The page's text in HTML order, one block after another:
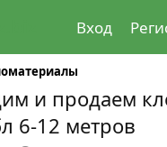
Вход
и продаем
6-12 метров